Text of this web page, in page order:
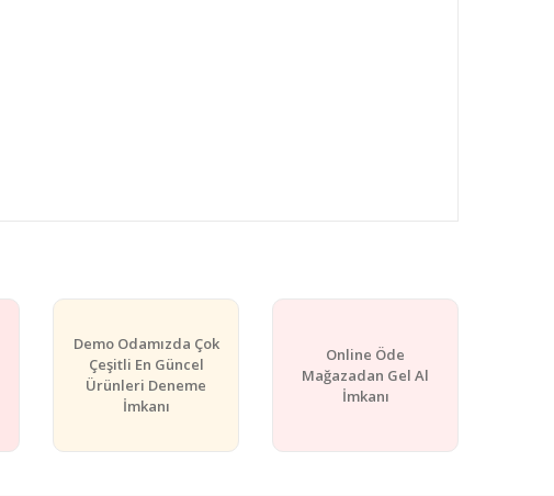
Demo Odamızda Çok
Çeşitli En Güncel
Ürünleri Deneme
İmkanı
Online Öde
Mağazadan Gel Al
İmkanı